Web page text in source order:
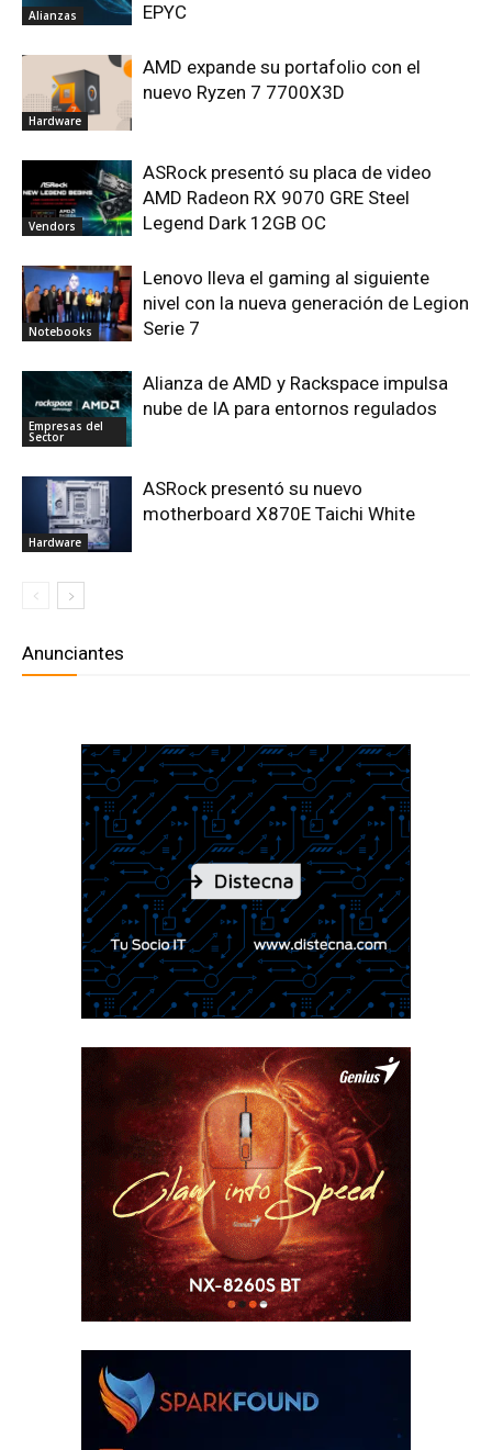
Alianzas
EPYC
Hardware
AMD expande su portafolio con el
nuevo Ryzen 7 7700X3D
Vendors
ASRock presentó su placa de video
AMD Radeon RX 9070 GRE Steel
Legend Dark 12GB OC
Notebooks
Lenovo lleva el gaming al siguiente
nivel con la nueva generación de Legion
Serie 7
Empresas del
Sector
Alianza de AMD y Rackspace impulsa
nube de IA para entornos regulados
Hardware
ASRock presentó su nuevo
motherboard X870E Taichi White
Anunciantes